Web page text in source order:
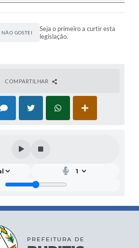
NÃO GOSTEI
Seja o primeiro a curtir esta
legislação.
COMPARTILHAR